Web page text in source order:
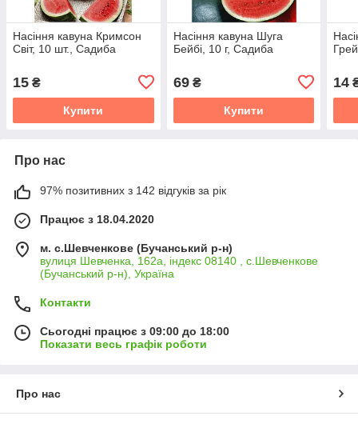
Насіння кавуна Кримсон
Світ, 10 шт., Садиба
15 ₴
Купити
Насіння кавуна Шуга
Бейбі, 10 г, Садиба
69₴
Купити
14
Про нас
97% позитивних з 142 відгуків за рік
Працює з 18.04.2020
м. с.Шевченкове (Бучанський р-н)
вулиця Шевченка, 162а, індекс 08140 , с.Шевченкове
(Бучанський р-н), Україна
Контакти
Сьогодні працює з 09:00 до 18:00
Показати весь графік роботи
Про нас